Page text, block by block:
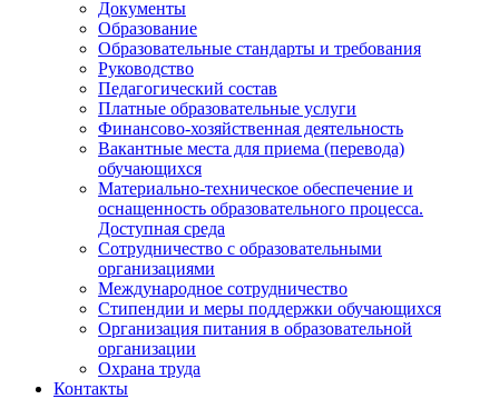
Документы
Образование
Образовательные стандарты и требования
Руководство
Педагогический состав
Платные образовательные услуги
Финансово-хозяйственная деятельность
Вакантные места для приема (перевода)
обучающихся
Материально-техническое обеспечение и
оснащенность образовательного процесса.
Доступная среда
Сотрудничество с образовательными
организациями
Международное сотрудничество
Стипендии и меры поддержки обучающихся
Организация питания в образовательной
организации
Охрана труда
Контакты